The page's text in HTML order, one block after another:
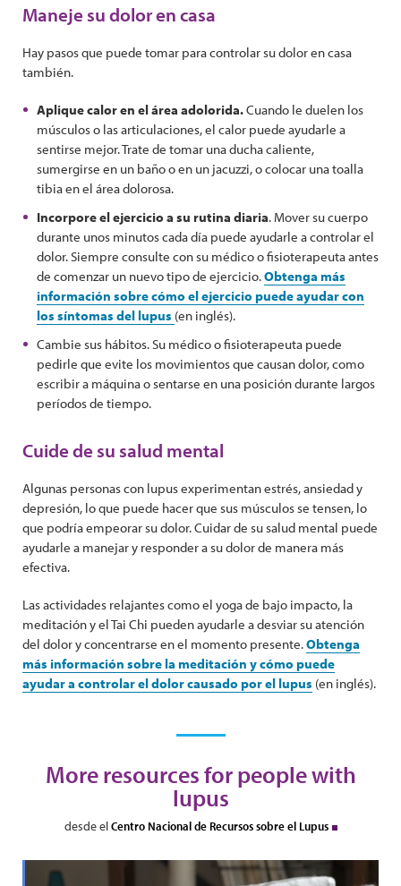
Maneje su dolor en casa
Hay pasos que puede tomar para controlar su dolor en casa
también.
Aplique calor en el área adolorida.Cuando le duelen los
músculos o las articulaciones, el calor puede ayudarle a
sentirse mejor. Trate de tomar una ducha caliente,
sumergirse en un baño o en un jacuzzi, o colocar una toalla
tibia en el área dolorosa.
Incorpore el ejercicio a su rutina diaria. Mover su cuerpo
durante unos minutos cada día puede ayudarle a controlar el
dolor. Siempre consulte con su médico o fisioterapeuta antes
de comenzar un nuevo tipo de ejercicio.Obtenga más
información sobre cómo el ejercicio puede ayudar con
los síntomas del lupus (en inglés).
Cambie sus hábitos. Su médico o fisioterapeuta puede
pedirle que evite los movimientos que causan dolor, como
escribir a máquina o sentarse en una posición durante largos
períodos de tiempo.
Cuide de su salud mental
Algunas personas con lupus experimentan estrés, ansiedad y
depresión, lo que puede hacer que sus músculos se tensen, lo
que podría empeorar su dolor. Cuidar de su salud mental puede
ayudarle a manejar y responder a su dolor de manera más
efectiva.
Las actividades relajantes como el yoga de bajo impacto, la
meditación y el Tai Chi pueden ayudarle a desviar su atención
del dolor y concentrarse en el momento presente.Obtenga
más información sobre la meditación y cómo puede
ayudar a controlar el dolor causado por el lupus (en inglés).
More resources for people with
lupus
desde elCentro Nacional de Recursos sobre el Lupus